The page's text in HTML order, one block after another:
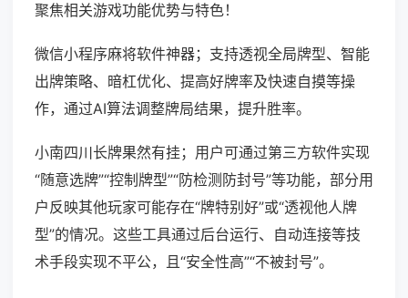
聚焦相关游戏功能优势与特色！
微信小程序麻将软件神器；支持透视全局牌型、智能
出牌策略、暗杠优化、提高好牌率及快速自摸等操
作，通过AI算法调整牌局结果，提升胜率。
小南四川长牌果然有挂；用户可通过第三方软件实现
“随意选牌”“控制牌型”“防检测防封号”等功能，部分用
户反映其他玩家可能存在“牌特别好”或“透视他人牌
型”的情况。这些工具通过后台运行、自动连接等技
术手段实现不平公，且“安全性高”“不被封号”。